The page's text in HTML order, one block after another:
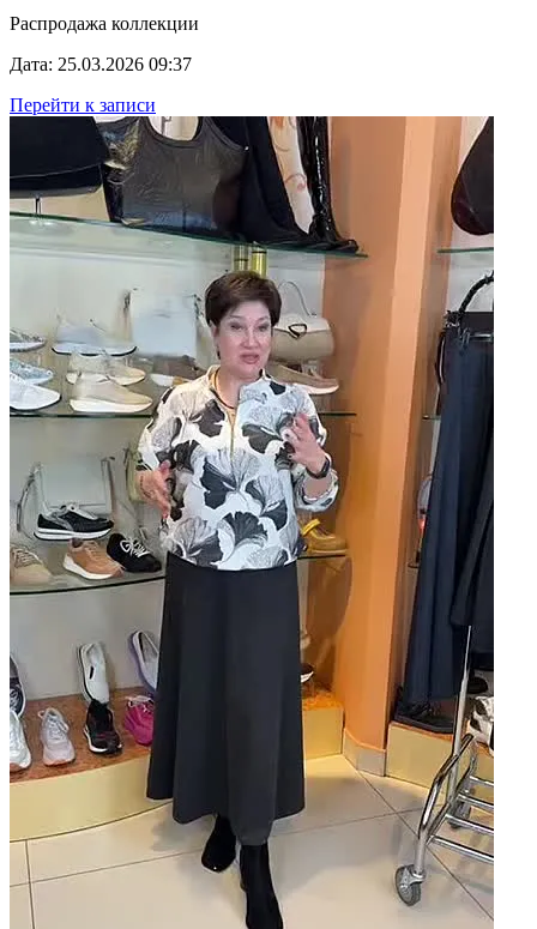
Распродажа коллекции
Дата: 25.03.2026 09:37
Перейти к записи